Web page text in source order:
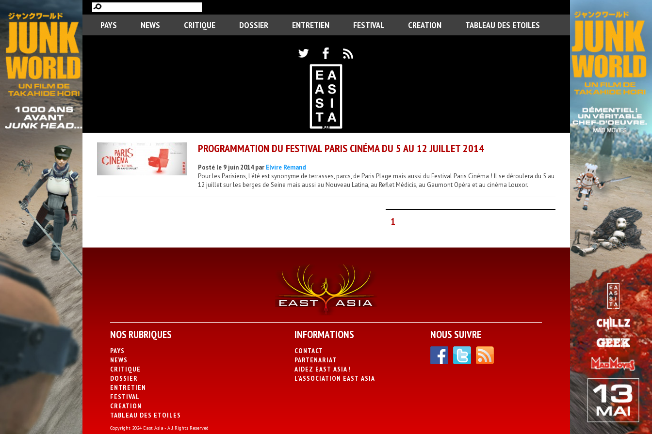
PAYS NEWS CRITIQUE DOSSIER ENTRETIEN FESTIVAL CREATION TABLEAU DES ETOILES
PROGRAMMATION DU FESTIVAL PARIS CINÉMA DU 5 AU 12 JUILLET 2014
Posté le 9 juin 2014 par Elvire Rémand
Pour les Parisiens, l'été est synonyme de terrasses, parcs, de Paris Plage mais aussi du Festival Paris Cinéma ! Il se déroulera du 5 au
12 juillet sur les berges de Seine mais aussi au Nouveau Latina, au Reflet Médicis, au Gaumont Opéra et au cinéma Louxor.
1
NOS RUBRIQUES
PAYS
NEWS
CRITIQUE
DOSSIER
ENTRETIEN
FESTIVAL
CREATION
TABLEAU DES ETOILES
INFORMATIONS
CONTACT
PARTENARIAT
AIDEZ EAST ASIA !
L’ASSOCIATION EAST ASIA
NOUS SUIVRE
Copyright 2024 East Asia - All Rights Reserved